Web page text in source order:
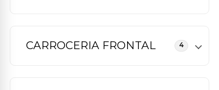
CARROCERIA FRONTAL 4